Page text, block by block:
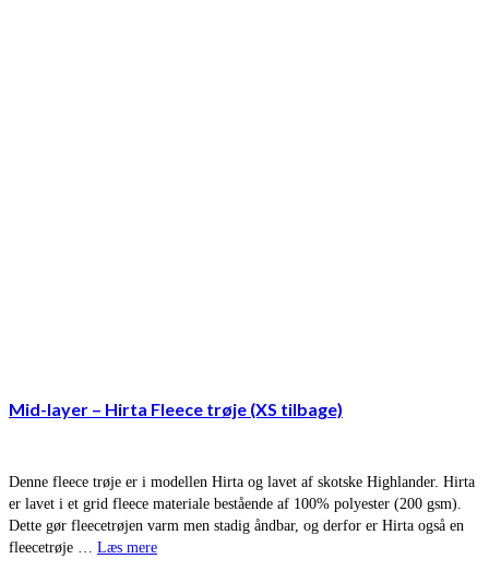
Mid-layer – Hirta Fleece trøje (XS tilbage)
Denne fleece trøje er i modellen Hirta og lavet af skotske Highlander. Hirta
er lavet i et grid fleece materiale bestående af 100% polyester (200 gsm).
Dette gør fleecetrøjen varm men stadig åndbar, og derfor er Hirta også en
fleecetrøje … Læs mere